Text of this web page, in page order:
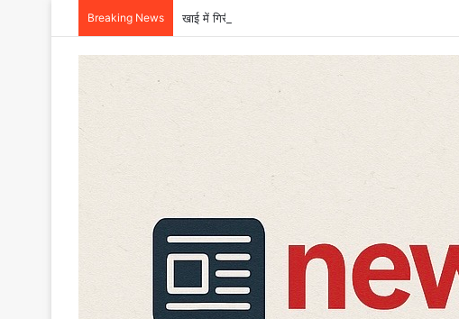
Breaking News खाई में गिरी बोलेरो, एक ही परिवार के छह की मौत, एक किशोर घायल